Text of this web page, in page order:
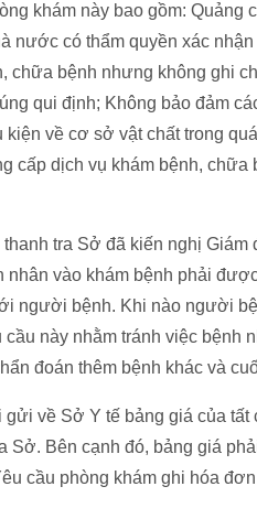
khám này bao gồm: Quảng
nước có thẩm quyền xác
chữa bệnh nhưng không ghi
qui định; Không bảo đảm
kiện về cơ sở vật chất trong
cấp dịch vụ khám bệnh,
tra Sở đã kiến nghị
nhân vào khám bệnh phải
người bệnh. Khi nào người
cầu này nhằm tránh việc
đoán thêm bệnh khác và
gửi về Sở Y tế bảng giá của
Sở. Bên cạnh đó, bảng giá
cầu phòng khám ghi hóa